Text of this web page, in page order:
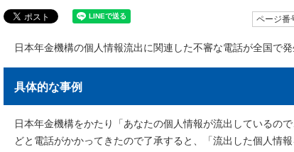
ページ番
日本年金機構の個人情報流出に関連した不審な電話が全国で発
具体的な事例
日本年金機構をかたり「あなたの個人情報が流出しているの
どと電話がかかってきたので了承すると、「流出した個人情